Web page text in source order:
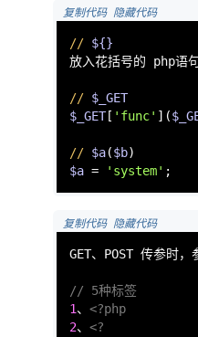
复制代码 隐藏代码
// ${}
放入花括号的
// $_GET
$_GET[ 'func' ](
// $a($b
$a = 'system'
复制代码 隐藏代码
GET、POST 传参
// 5种标签
1、 <?php
2、 <?